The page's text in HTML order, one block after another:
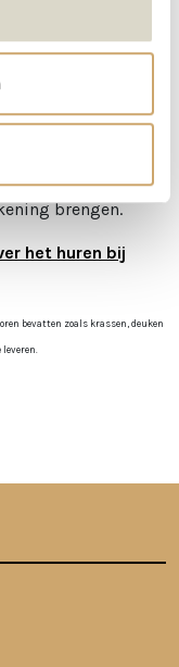
zelf in Utrecht
je korting op de
Helaas
brengen.
het huren bij
bevatten zoals krassen, deuken